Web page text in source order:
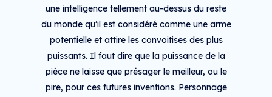
une intelligence tellement au-dessus du reste
du monde qu’il est considéré comme une arme
potentielle et attire les convoitises des plus
puissants. Il faut dire que la puissance de la
pièce ne laisse que présager le meilleur, ou le
pire, pour ces futures inventions. Personnage